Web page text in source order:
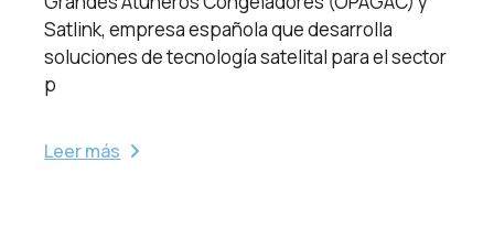
Satlink, empresa española que desarrolla
soluciones de tecnología satelital para el sector
p
Leer más